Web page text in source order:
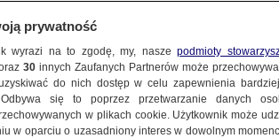
prywatność
wyrazi na to zgodę, my, naszepodmioty
30 innych Zaufanych Partnerów może
do nich dostęp w celu zapewnienia
się to poprzez przetwarzanie danych
w plikach cookie. Użytkownik może
w oparciu o uzasadniony interes w dowolnym